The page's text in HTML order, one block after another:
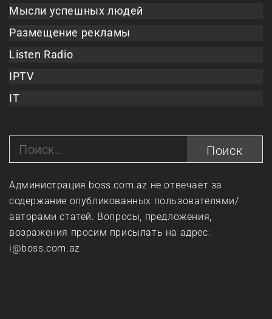
Мысли успешных людей
Размещение рекламы
Listen Radio
IPTV
IT
Найти:
Администрация boss.com.az не отвечает за
содержание опубликованных пользователями/
авторами статей. Вопросы, предложения,
возражения просим присылать на адрес:
i@boss.com.az